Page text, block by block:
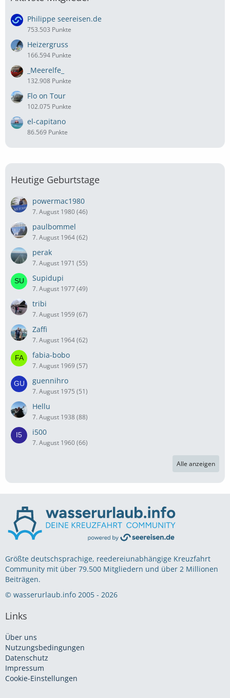
Philippe seereisen.de
753.503 Punkte
Heizergruss
166.594 Punkte
_Meerelfe_
132.908 Punkte
Flo on Tour
102.075 Punkte
el-capitano
86.569 Punkte
Heutige Geburtstage
powermac1980
7. August 1980 (46)
paulbommel
7. August 1964 (62)
perak
7. August 1971 (55)
Supidupi
7. August 1977 (49)
tribi
7. August 1959 (67)
Zaffi
7. August 1964 (62)
fabia-bobo
7. August 1969 (57)
guennihro
7. August 1975 (51)
Hellu
7. August 1938 (88)
i500
7. August 1960 (66)
Alle anzeigen
Größte deutschsprachige, reedereiunabhängige Kreuzfahrt
Community mit über 79.500 Mitgliedern und über 2 Millionen
Beiträgen.
© wasserurlaub.info 2005 - 2026
Links
Über uns
Nutzungsbedingungen
Datenschutz
Impressum
Cookie-Einstellungen